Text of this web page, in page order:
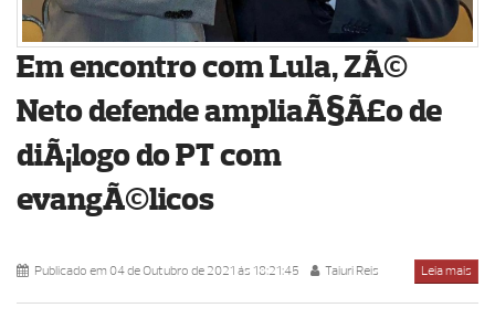
Em encontro com Lula, ZÃ©
Neto defende ampliaÃ§Ã£o de
diÃ¡logo do PT com
evangÃ©licos
Publicado em 04 de Outubro de 2021 ás 18:21:45 Taiuri Reis Leia mais